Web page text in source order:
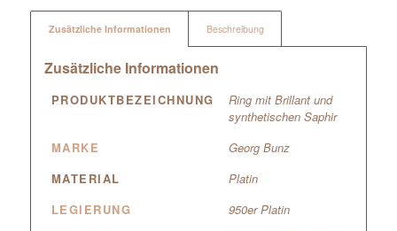
Zusätzliche Informationen Beschreibung
Zusätzliche Informationen
PRODUKTBEZEICHNUNG
Ring mit Brillant und
synthetischen Saphir
MARKE
Georg Bunz
MATERIAL
Platin
LEGIERUNG
950er Platin